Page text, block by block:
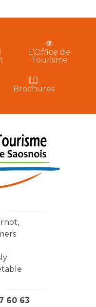
L’Office de
Tourisme
Brochures
60 63